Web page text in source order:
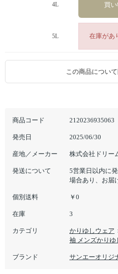
商品コード 2120236935063
発売日 2025/06/30
産地／メーカー 株式会社ドリー
発送について
5営業日以内に
場合あり、お届
個別送料 ￥0
在庫 3
カテゴリ かりゆしウェア
袖 メンズかりゆ
ブランド サンエーオリジ
4L 買
5L 在庫があ
この商品につい